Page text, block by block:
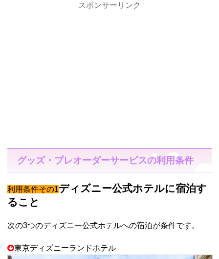
スポンサーリンク
グッズ・プレオーダーサービスの利用条件
利用条件その1ディズニー公式ホテルに宿泊す
ること
次の3つのディズニー公式ホテルへの宿泊が条件です。
東京ディズニーランドホテル